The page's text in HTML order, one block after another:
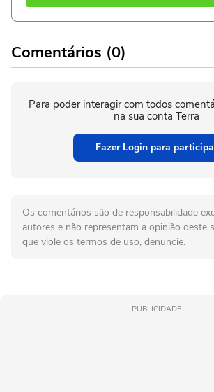
Comentários (0)
Para poder interagir com todos
na sua conta Terra
Fazer Login para
Os comentários são de responsabilidade
autores e não representam a opinião deste
que viole os termos de uso, denuncie.
PUBLICIDADE